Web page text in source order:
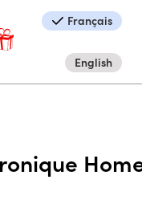
Français
English